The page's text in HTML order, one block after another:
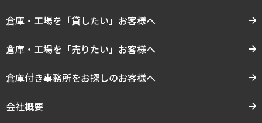
倉庫・工場を「貸したい」お客様へ
倉庫・工場を「売りたい」お客様へ
倉庫付き事務所をお探しのお客様へ
会社概要